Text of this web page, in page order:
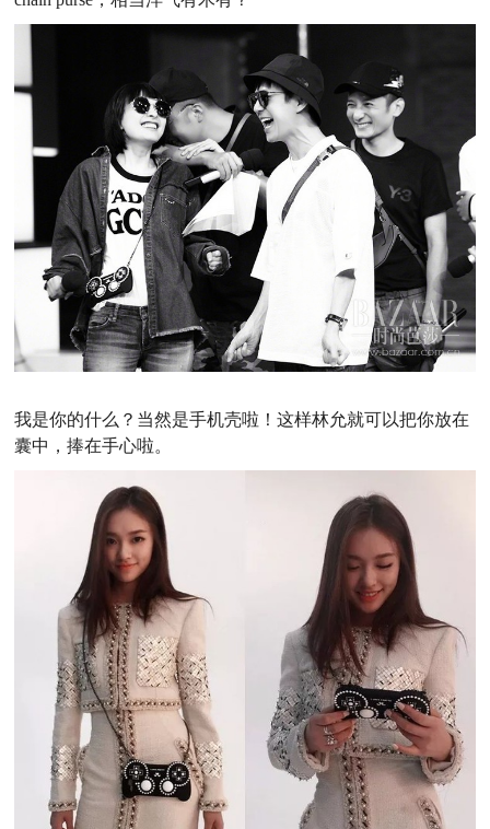
我是你的什么？当然是手机壳啦！这样林允就可以把你放在
囊中，捧在手心啦。